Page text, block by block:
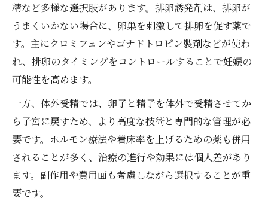
精など多様な選択肢があります。排卵誘発剤は、排卵が
うまくいかない場合に、卵巣を刺激して排卵を促す薬で
す。主にクロミフェンやゴナドトロピン製剤などが使わ
れ、排卵のタイミングをコントロールすることで妊娠の
可能性を高めます。
一方、体外受精では、卵子と精子を体外で受精させてか
ら子宮に戻すため、より高度な技術と専門的な管理が必
要です。ホルモン療法や着床率を上げるための薬も併用
されることが多く、治療の進行や効果には個人差があり
ます。副作用や費用面も考慮しながら選択することが重
要です。